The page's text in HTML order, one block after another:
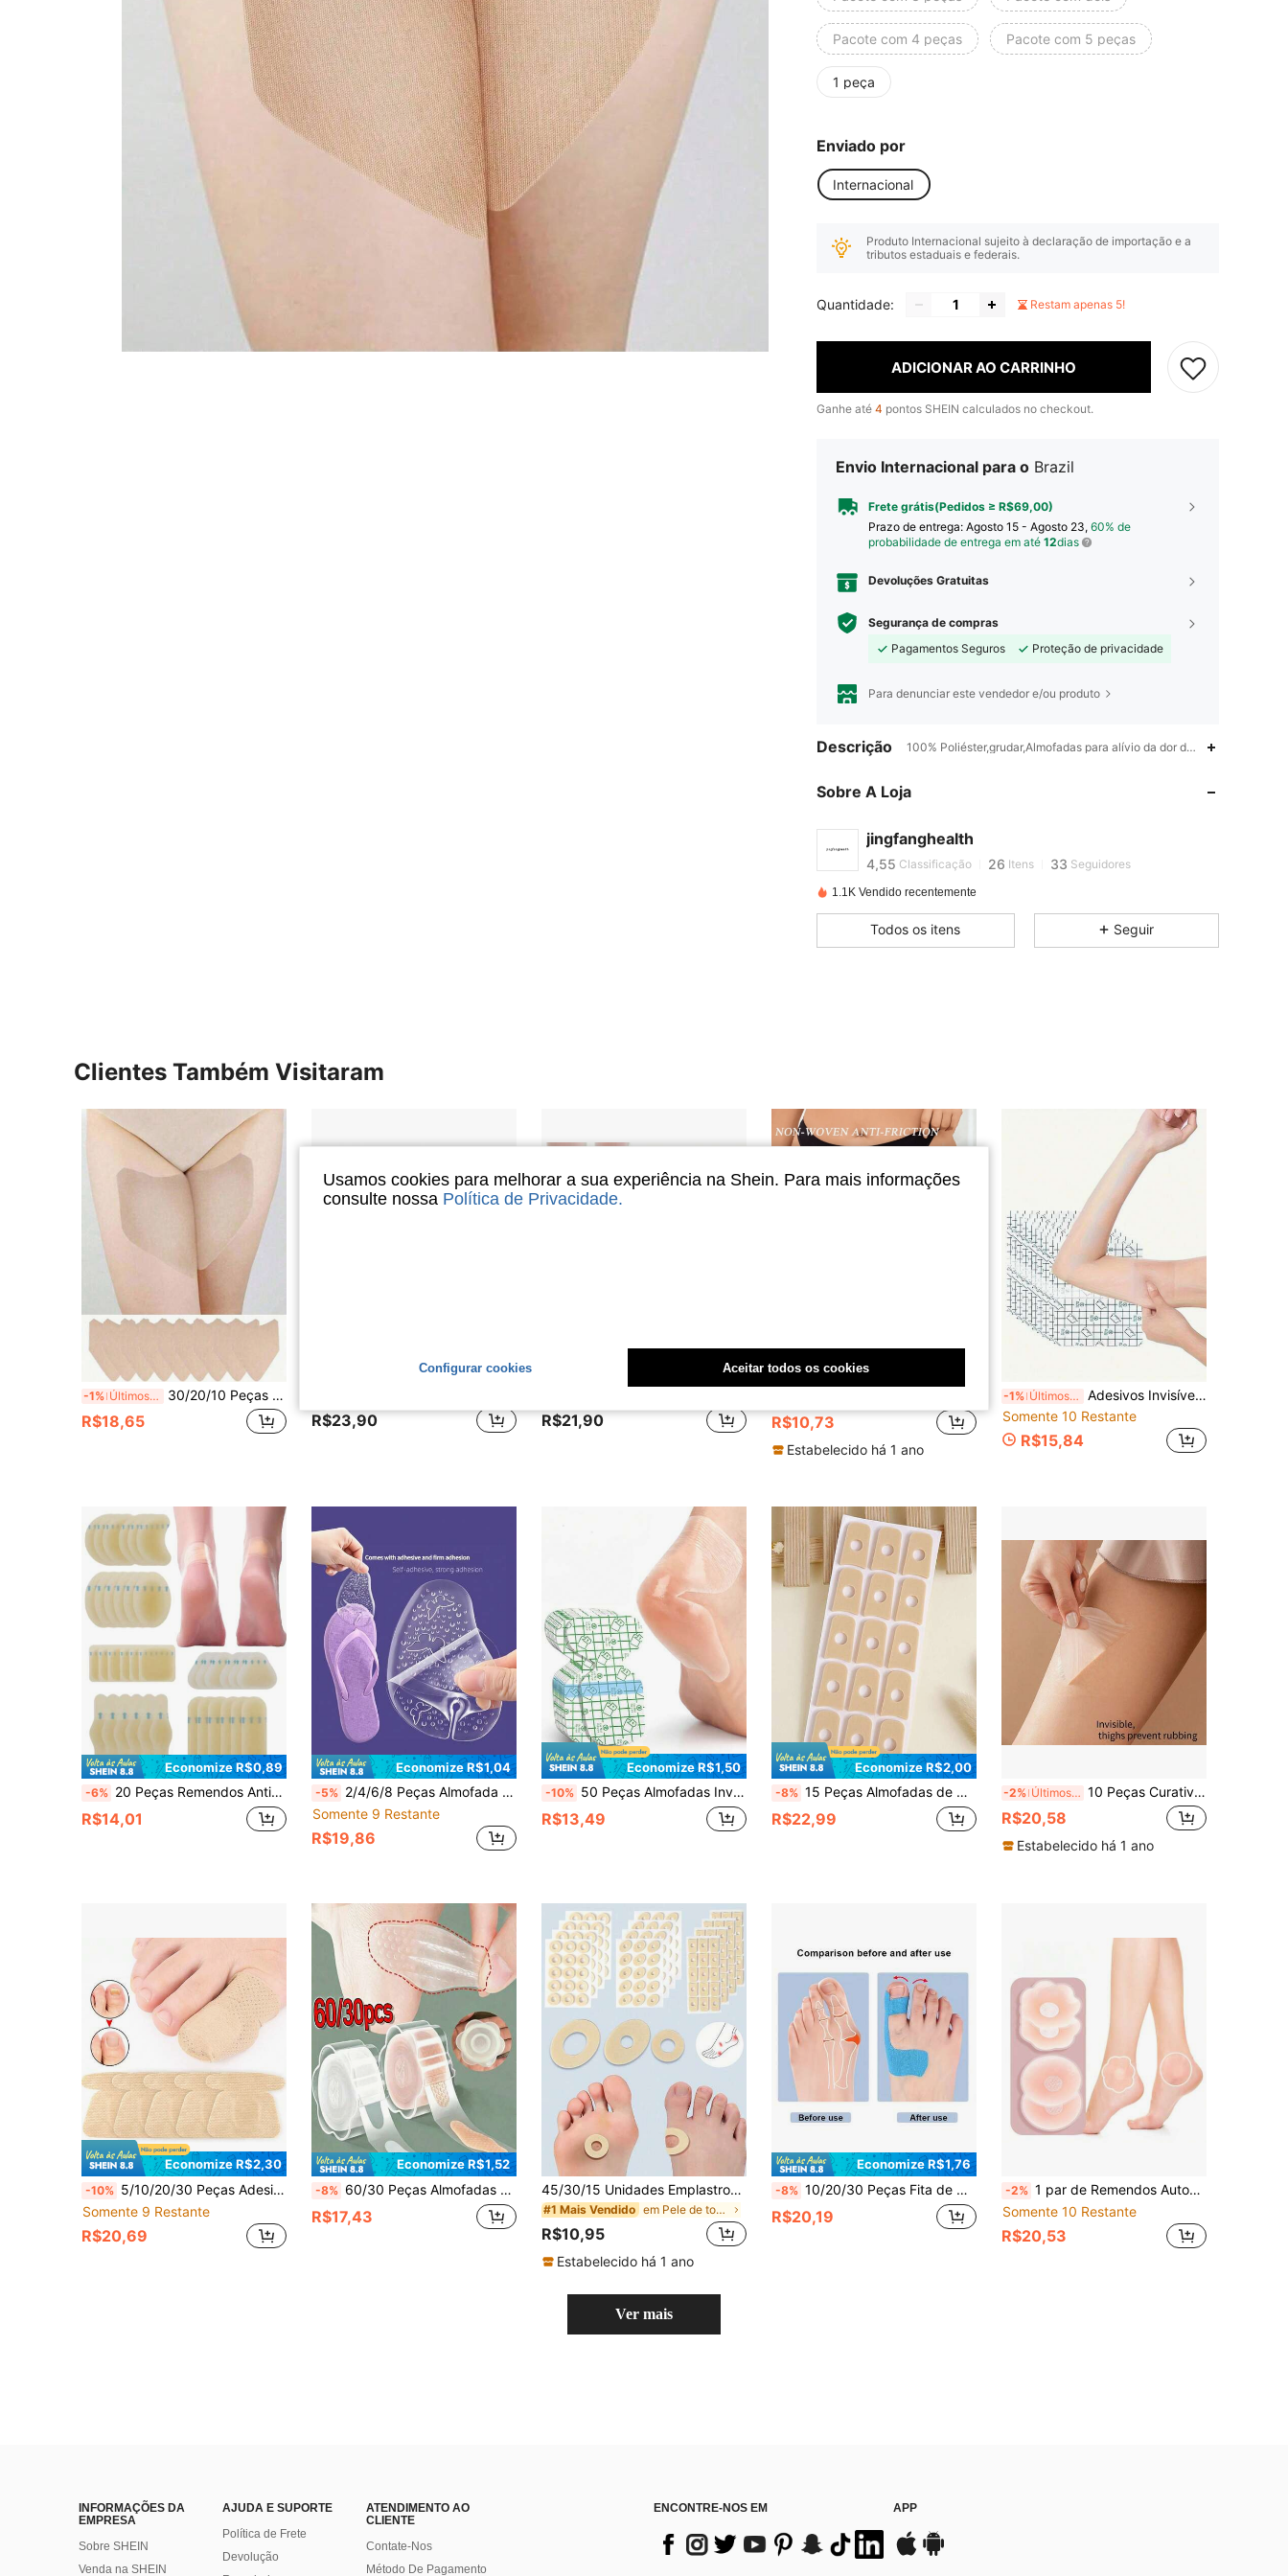
Pacote com 4 peças Pacote com 5 peças
1 peça
Enviado por
Internacional
Produto Internacional sujeito à declaração de importação e a
tributos estaduais e federais.
Quantidade: Restam apenas 5!
ADICIONAR AO CARRINHO
Ganhe até 4 pontos SHEIN calculados no checkout.
Envio Internacional para o Brazil
Frete grátis(Pedidos ≥ R$69,00)
Prazo de entrega: Agosto 15 - Agosto 23, 60% de
probabilidade de entrega em até 12dias
Devoluções Gratuitas
Segurança de compras
Pagamentos Seguros
Proteção de privacidade
Para denunciar este vendedor e/ou produto
Descrição 100% Poliéster,grudar,Almofadas para alívio da dor de joanete
Sobre A Loja
jingfanghealth
4,55 26
33
4,55
4,55 Classificação 26 Itens 33 Seguidores
4,55
4,55
4,55
26
33
1.1K Vendido recentemente
Todos os itens Seguir
Clientes Também Visitaram
-1% Últimos 3 dias 30/20/10 Peças Faixas Anti-Atrito para Coxas, Almofadas Anti-Atrito para Coxas Unissex, Previne Atrito Invisível e Fricção no Verão; Patch de Spandex Anti-Fricção, Adequado para Coxas e Panturrilhas Femininas, Proporciona Proteção Confortável; Cós, Adesivo, Fita Transparente à Prova d'Água com Superfície E.
R$18,65 R$23,90 R$21,90
Economize R$0,22
R$10,73
Estabelecido há 1 ano
-1% Últimos 2 dias
Adesivos Invisíveis para Levantamento de Coxa e Nádega, Adesivos de Beleza de Plástico Premium Inodoros para Modelagem, À Prova d'Água, Amigáveis à Pele, Ultra Confortáveis, Adequados para Uso Diário o Dia Todo, Adesivos de Modelagem Corporal Respiráveis e Inodoros, Esculpindo Efetivamente os Contornos das Pernas e Nádegas
Somente 10 Restante
R$15,84
Economize R$0,89
-6% 20 Peças Remendos Anti-Fricção Transparentes de Hidrocolóide, Almofadas Adesivas Especiais para Calos no Calcanhar, Remendos para Dedos do Pé Espessados, Alívio da Dor, Cuidados com os Pés, Almofadas Antiderrapantes, Almofadas Invisíveis para Bolhas, Protetores de Calcanhar Contra Atrito, Adequado para Uso ao Ar Livre, Esportes, Viagens, Casa, Escritório e Escola
R$14,01
Economize R$1,04
-5% 2/4/6/8 Peças Almofada Frontal Antiatrito Transparente para Chinelos, Protetor de Dedo de Silicone com Pequenos Pontos Separador de Dedo Antiderrapante
Somente 9 Restante
R$19,86
Economize R$1,50
-10% 50 Peças Almofadas Invisíveis à Prova de Umidade para Calcanhar, Almofadas Protetoras Respiráveis e Confortáveis para Hidratação e Reparação de Calcanhares Rachados, Adequadas para Cuidados com os Pés de Pele Sensível
R$13,49
Economize R$2,00
-8% 15 Peças Almofadas de Coxim de Milho, Protetores de Calos de Milho, Almofadas Anti-Atrito para Calos
R$22,99
-2% Últimos 3 dias 10 Peças Curativos à Prova d'Água, Natação, Proteção e Cuidados Pós-Tatuagem, Adesivos para Coxas (Anti-Atrito), Adesivos para Peito (Anti-Atrito), Adesivos Anti-Atrito para Pés, Adesivos Anti-Atrito, Adesivos Anti-Atrito para Axilas, Adequado para: Coxas, Braços, Pés, Peito
R$20,58
Estabelecido há 1 ano
Economize R$2,30
-10% 5/10/20/30 Peças Adesivos de Reparo de Unhas de Mão e Pé em Hidrogel, Adesivos Anti-Abrasão para Renovação de Unhas, Resistência Ultra-Forte, Melhora a Aparência de Unhas Descoloridas ou Danificadas, Reduz a Descoloração e a Espessura, Conveniente e Portátil, Unhas Danificadas
Somente 9 Restante
R$20,69
Economize R$1,52
-8% 60/30 Peças Almofadas de Gel à Prova d'Água, Tamanho Único 6cm*3cm, Adequadas para Saltos Altos, Sandálias, Tênis Esportivos, Previne Bolhas no Calcanhar e nos Dedos, Adequadas para Palmilhas de Tênis Esportivos e de Caminhada, Design Texturizado Transparente, Reduz Precisamente o Desconforto, Macio e Altamente Elástico, Invisível e Sem Costura, Verão Unissex, Essencial Escolar, Presente para Mulheres, Produtos Baratos, Essencial de Viagem, Acessórios Femininos, Praia
R$17,43
45/30/15 Unidades Emplastros de Milho Autoadesivos e À Prova d'Água com Almofadas de Espuma, Aliviam a Dor da Pressão do Sapato. Protetores de Pé, Adesivos Preventivos de Bolhas, Remendos para Calos
#1 Mais Vendido em Pele de toupeira
R$10,95
Estabelecido há 1 ano
Economize R$1,76
-8% 10/20/30 Peças Fita de Cuidados com os Pés Esportivos, Patch de Correção de Hálux Valgo à Prova d'Água, Adequado para Treinamento de Alongamento de Dedos e Articulações
R$20,19
-2% 1 par de Remendos Autoadesivos Reutilizáveis Anti-Desgaste, Macios e Confortáveis, Ultrafinos, Adequados para Calcanhar, Tornozelo e Outras Posições
Somente 10 Restante
R$20,53
Ver mais
INFORMAÇÕES DA
EMPRESA
Sobre SHEIN
Venda na SHEIN
AJUDA E SUPORTE
Política de Frete
Devolução
ATENDIMENTO AO
CLIENTE
Contate-Nos
Método De Pagamento
ENCONTRE-NOS EM APP
Usamos cookies para melhorar a sua experiência na Shein. Para mais informações
consulte nossa Política de Privacidade.
Configurar cookies Aceitar todos os cookies